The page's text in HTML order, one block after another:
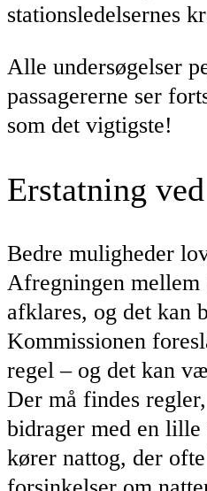
stationsledelsernes
Alle undersøgelser
passagererne ser
som det vigtigste!
Erstatning
Bedre muligheder
Afregningen mellem
afklares, og det kan
Kommissionen
regel – og det kan
Der må findes
bidrager med en
kører nattog, der